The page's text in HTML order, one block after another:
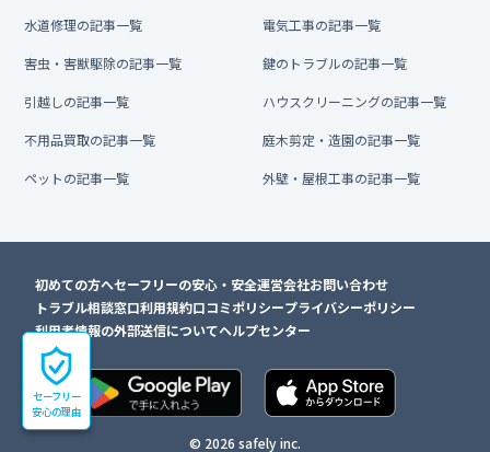
セーフリー
安心の理由
水道修理の記事一覧 電気工事の記事一覧
害虫・害獣駆除の記事一覧 鍵のトラブルの記事一覧
引越しの記事一覧 ハウスクリーニングの記事一覧
不用品買取の記事一覧 庭木剪定・造園の記事一覧
ペットの記事一覧 外壁・屋根工事の記事一覧
初めての方へセーフリーの安心・安全運営会社お問い合わせ
トラブル相談窓口利用規約口コミポリシープライバシーポリシー
利用者情報の外部送信についてヘルプセンター
© 2026 safely inc.